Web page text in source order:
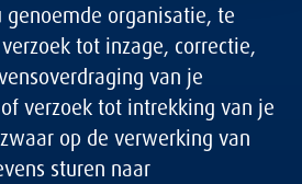
genoemde organisatie, te
tot inzage, correctie,
van je
verzoek tot intrekking van je
op de verwerking van
sturen naar